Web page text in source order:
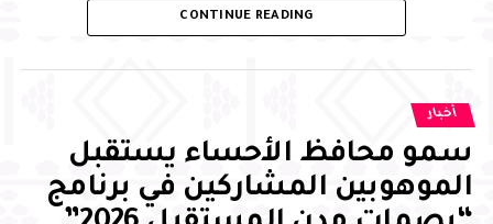
الجوية بنسبة (7.3%) مقارنة بعام 2024، بما يعكس تنامي
الخدمات والاستدامة والتميز التشغيلي، من أبرزها حصوله على
شهادة اعتماد المستوى الأول لإدارة الانبعاثات الكربونية
للمطارات من مجلس المطارات الدولي
وعلى صعيد الأداء المؤسسي، سجل المطار نسبة (94%) في
CONTINUE READING
أخبار
سمو محافظ الأحساء يستقبل
الموهوبين المشاركين في برنامج